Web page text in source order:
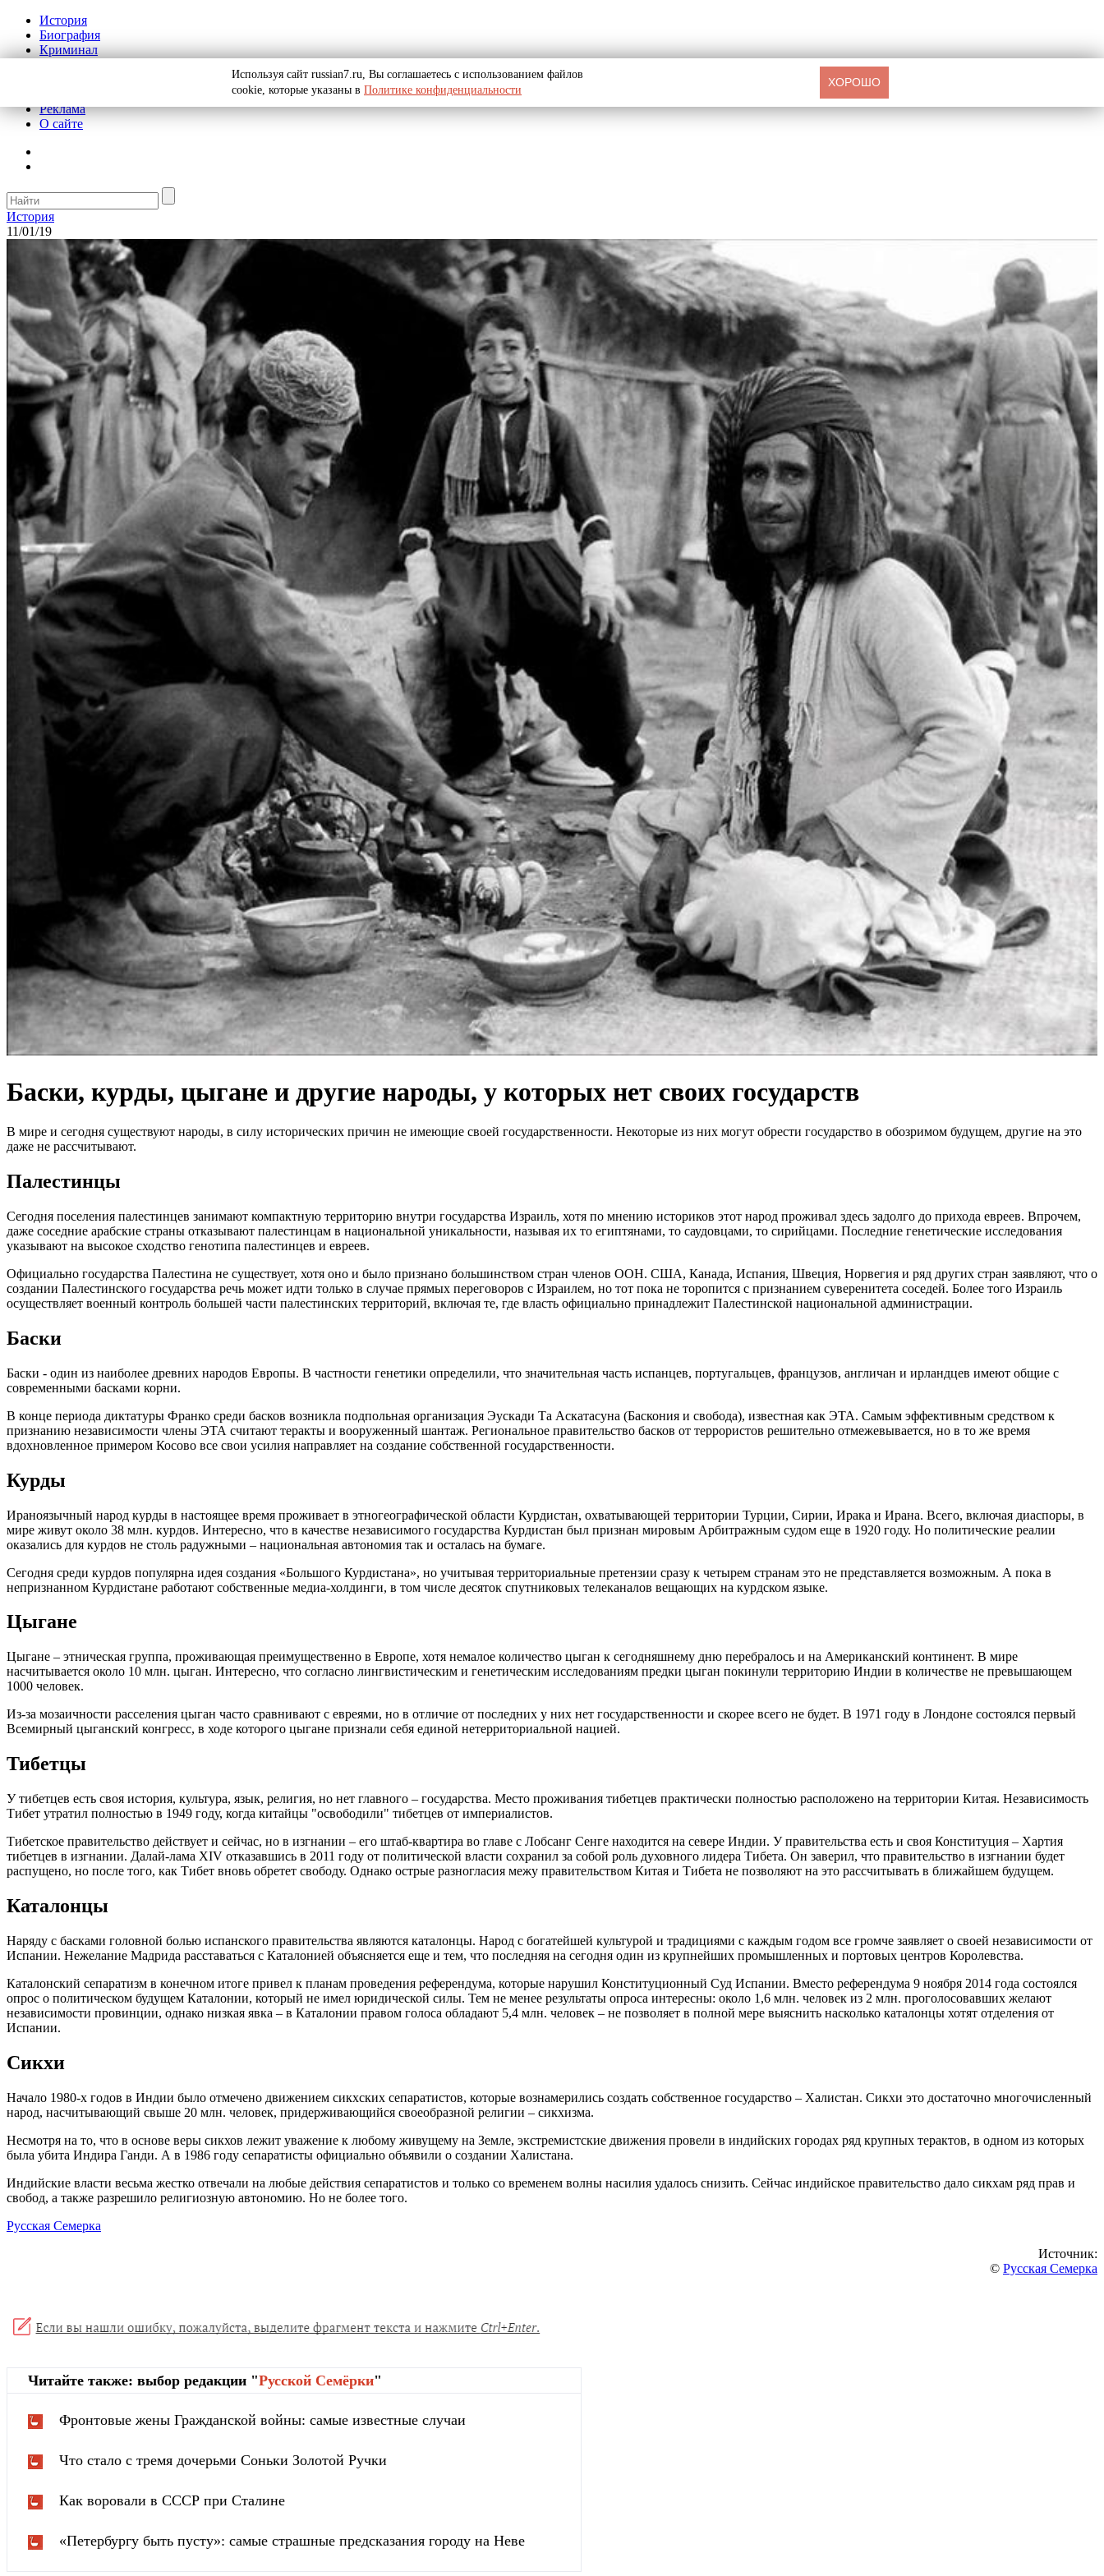
История
Биография
Криминал
Реклама
О сайте
История
11/01/19
Баски, курды, цыгане и другие народы, у которых нет своих государств
В мире и сегодня существуют народы, в силу исторических причин не имеющие своей государственности. Некоторые из них могут обрести государство в обозримом будущем, другие на это
даже не рассчитывают.
Палестинцы
Сегодня поселения палестинцев занимают компактную территорию внутри государства Израиль, хотя по мнению историков этот народ проживал здесь задолго до прихода евреев. Впрочем,
даже соседние арабские страны отказывают палестинцам в национальной уникальности, называя их то египтянами, то саудовцами, то сирийцами. Последние генетические исследования
указывают на высокое сходство генотипа палестинцев и евреев.
Официально государства Палестина не существует, хотя оно и было признано большинством стран членов ООН. США, Канада, Испания, Швеция, Норвегия и ряд других стран заявляют, что о
создании Палестинского государства речь может идти только в случае прямых переговоров с Израилем, но тот пока не торопится с признанием суверенитета соседей. Более того Израиль
осуществляет военный контроль большей части палестинских территорий, включая те, где власть официально принадлежит Палестинской национальной администрации.
Баски
Баски - один из наиболее древних народов Европы. В частности генетики определили, что значительная часть испанцев, португальцев, французов, англичан и ирландцев имеют общие с
современными басками корни.
В конце периода диктатуры Франко среди басков возникла подпольная организация Эускади Та Аскатасуна (Баскония и свобода), известная как ЭТА. Самым эффективным средством к
признанию независимости члены ЭТА считают теракты и вооруженный шантаж. Региональное правительство басков от террористов решительно отмежевывается, но в то же время
вдохновленное примером Косово все свои усилия направляет на создание собственной государственности.
Курды
Ираноязычный народ курды в настоящее время проживает в этногеографической области Курдистан, охватывающей территории Турции, Сирии, Ирака и Ирана. Всего, включая диаспоры, в
мире живут около 38 млн. курдов. Интересно, что в качестве независимого государства Курдистан был признан мировым Арбитражным судом еще в 1920 году. Но политические реалии
оказались для курдов не столь радужными – национальная автономия так и осталась на бумаге.
Сегодня среди курдов популярна идея создания «Большого Курдистана», но учитывая территориальные претензии сразу к четырем странам это не представляется возможным. А пока в
непризнанном Курдистане работают собственные медиа-холдинги, в том числе десяток спутниковых телеканалов вещающих на курдском языке.
Цыгане
Цыгане – этническая группа, проживающая преимущественно в Европе, хотя немалое количество цыган к сегодняшнему дню перебралось и на Американский континент. В мире
насчитывается около 10 млн. цыган. Интересно, что согласно лингвистическим и генетическим исследованиям предки цыган покинули территорию Индии в количестве не превышающем
1000 человек.
Из-за мозаичности расселения цыган часто сравнивают с евреями, но в отличие от последних у них нет государственности и скорее всего не будет. В 1971 году в Лондоне состоялся первый
Всемирный цыганский конгресс, в ходе которого цыгане признали себя единой нетерриториальной нацией.
Тибетцы
У тибетцев есть своя история, культура, язык, религия, но нет главного – государства. Место проживания тибетцев практически полностью расположено на территории Китая. Независимость
Тибет утратил полностью в 1949 году, когда китайцы "освободили" тибетцев от империалистов.
Тибетское правительство действует и сейчас, но в изгнании – его штаб-квартира во главе с Лобсанг Сенге находится на севере Индии. У правительства есть и своя Конституция – Хартия
тибетцев в изгнании. Далай-лама XIV отказавшись в 2011 году от политической власти сохранил за собой роль духовного лидера Тибета. Он заверил, что правительство в изгнании будет
распущено, но после того, как Тибет вновь обретет свободу. Однако острые разногласия межу правительством Китая и Тибета не позволяют на это рассчитывать в ближайшем будущем.
Каталонцы
Наряду с басками головной болью испанского правительства являются каталонцы. Народ с богатейшей культурой и традициями с каждым годом все громче заявляет о своей независимости от
Испании. Нежелание Мадрида расставаться с Каталонией объясняется еще и тем, что последняя на сегодня один из крупнейших промышленных и портовых центров Королевства.
Каталонский сепаратизм в конечном итоге привел к планам проведения референдума, которые нарушил Конституционный Суд Испании. Вместо референдума 9 ноября 2014 года состоялся
опрос о политическом будущем Каталонии, который не имел юридической силы. Тем не менее результаты опроса интересны: около 1,6 млн. человек из 2 млн. проголосовавших желают
независимости провинции, однако низкая явка – в Каталонии правом голоса обладают 5,4 млн. человек – не позволяет в полной мере выяснить насколько каталонцы хотят отделения от
Испании.
Сикхи
Начало 1980-х годов в Индии было отмечено движением сикхских сепаратистов, которые вознамерились создать собственное государство – Халистан. Сикхи это достаточно многочисленный
народ, насчитывающий свыше 20 млн. человек, придерживающийся своеобразной религии – сикхизма.
Несмотря на то, что в основе веры сикхов лежит уважение к любому живущему на Земле, экстремистские движения провели в индийских городах ряд крупных терактов, в одном из которых
была убита Индира Ганди. А в 1986 году сепаратисты официально объявили о создании Халистана.
Индийские власти весьма жестко отвечали на любые действия сепаратистов и только со временем волны насилия удалось снизить. Сейчас индийское правительство дало сикхам ряд прав и
свобод, а также разрешило религиозную автономию. Но не более того.
Русская Семерка
Источник:
© Русская Семерка
Читайте также: выбор редакции "Русской Cемёрки"
Фронтовые жены Гражданской войны: самые известные случаи
Что стало с тремя дочерьми Соньки Золотой Ручки
Как воровали в СССР при Сталине
«Петербургу быть пусту»: самые страшные предсказания городу на Неве
Используя сайт russian7.ru, Вы соглашаетесь с использованием файлов
cookie, которые указаны в Политике конфиденциальности
ХОРОШО